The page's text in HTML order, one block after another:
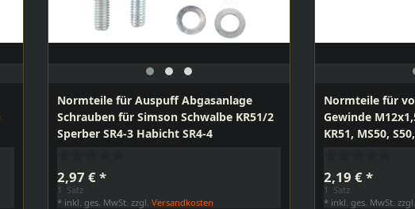
Normteile für Auspuff Abgasanlage
Schrauben für Simson Schwalbe KR51/2
Sperber SR4-3 Habicht SR4-4
2,97 € *
1 Satz
* inkl. ges. MwSt. zzgl.Versandkosten
Normteile für
Gewinde
KR51, MS50,
2,19 € *
1 Satz
* inkl. ges. MwSt.